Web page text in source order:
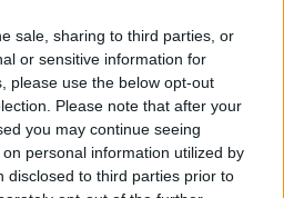
sale, sharing to third parties, or
or sensitive information for
please use the below opt-out
Please note that after your
you may continue seeing
personal information utilized by
disclosed to third parties prior to
, nie karmię piersią.
już przepisane luteinę l,
okresu a następnie plastry
luteinę, które również
Plastry odklejały się.
badania hormonalne i
poziom estrogenow. Około
- forum dla rodziny i
pacjentki